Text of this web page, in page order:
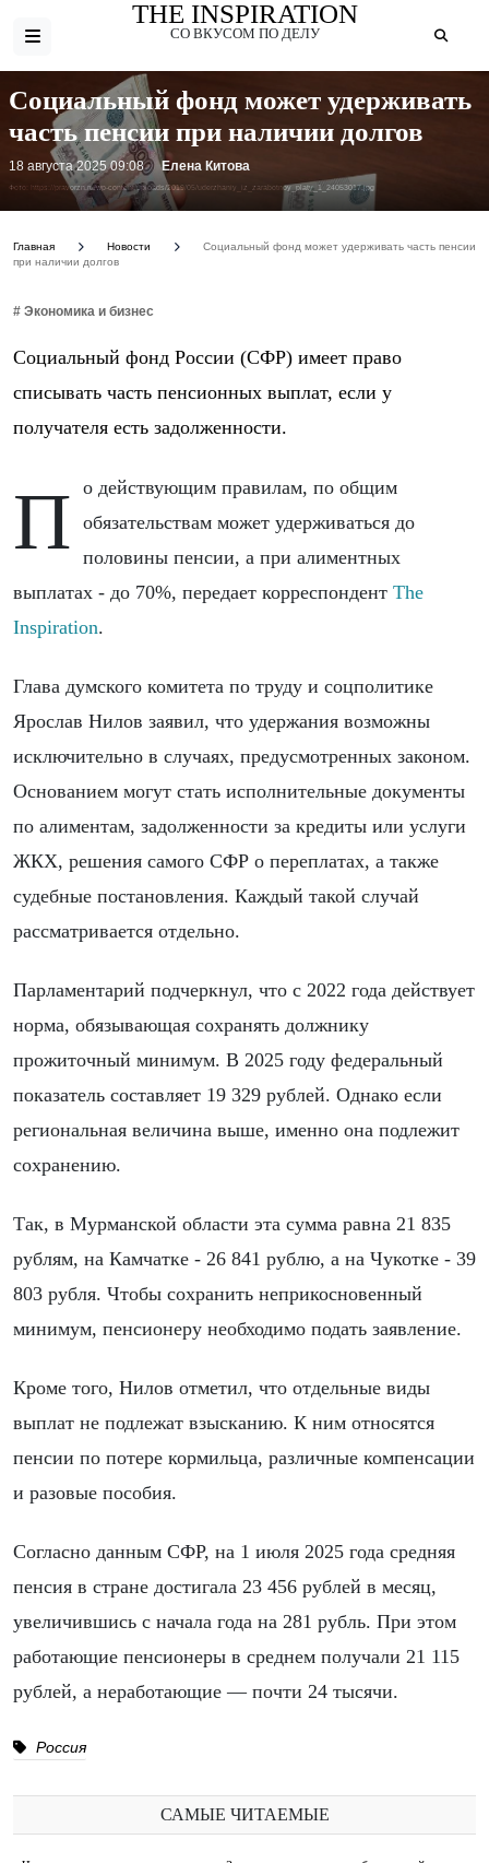
THE INSPIRATION
СО ВКУСОМ ПО ДЕЛУ
Фото: https://pravorzn.ru/wp-content/uploads/2019/05/uderzhaniy_iz_zarabotnoy_platy_1_24053017.jpg
Социальный фонд может удерживать
часть пенсии при наличии долгов
18 августа 2025 09:08 Елена Китова
Главная Новости
Социальный фонд может удерживать часть пенсии
при наличии долгов
# Экономика и бизнес
Социальный фонд России (СФР) имеет право
списывать часть пенсионных выплат, если у
получателя есть задолженности.
По действующим правилам, по общим
обязательствам может удерживаться до
половины пенсии, а при алиментных
выплатах - до 70%, передает корреспондент The
Inspiration.
Глава думского комитета по труду и соцполитике
Ярослав Нилов заявил, что удержания возможны
исключительно в случаях, предусмотренных законом.
Основанием могут стать исполнительные документы
по алиментам, задолженности за кредиты или услуги
ЖКХ, решения самого СФР о переплатах, а также
судебные постановления. Каждый такой случай
рассматривается отдельно.
Парламентарий подчеркнул, что с 2022 года действует
норма, обязывающая сохранять должнику
прожиточный минимум. В 2025 году федеральный
показатель составляет 19 329 рублей. Однако если
региональная величина выше, именно она подлежит
сохранению.
Так, в Мурманской области эта сумма равна 21 835
рублям, на Камчатке - 26 841 рублю, а на Чукотке - 39
803 рубля. Чтобы сохранить неприкосновенный
минимум, пенсионеру необходимо подать заявление.
Кроме того, Нилов отметил, что отдельные виды
выплат не подлежат взысканию. К ним относятся
пенсии по потере кормильца, различные компенсации
и разовые пособия.
Согласно данным СФР, на 1 июля 2025 года средняя
пенсия в стране достигала 23 456 рублей в месяц,
увеличившись с начала года на 281 рубль. При этом
работающие пенсионеры в среднем получали 21 115
рублей, а неработающие — почти 24 тысячи.
Россия
САМЫЕ ЧИТАЕМЫЕ